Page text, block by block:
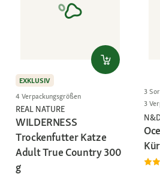
EXKLUSIV
4 Verpackungsgrößen
REAL NATURE
WILDERNESS
Trockenfutter Katze
Adult True Country 300
g
3
3